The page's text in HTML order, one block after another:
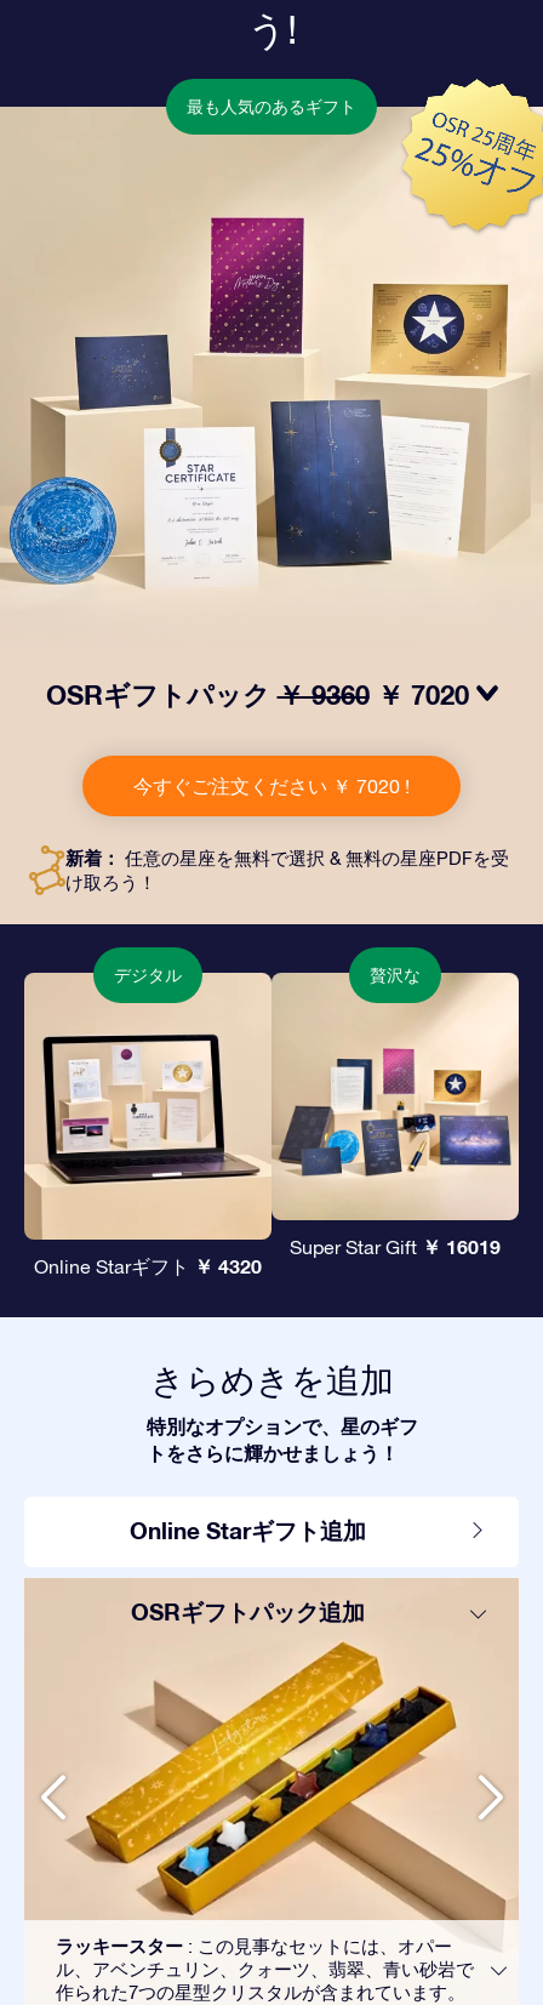
う!
最も人気のあるギフト
OSRギフトパック￥ 9360 ￥ 7020
所に送付される美しい封筒とカスタマイズされたドキュ
メント、デジタルドキュメントが含まれている他、弊社
のアプリを無料で利用できます。大切や人や友達に永遠
今すぐご注文ください ￥ 7020 !
新着： 任意の星座を無料で選択 & 無料の星座PDFを受
け取ろう！
デジタル
Online Starギフト ￥ 4320
贅沢な
Super Star Gift ￥ 16019
きらめきを追加
特別なオプションで、星のギフ
トをさらに輝かせましょう！
Online Starギフト追加
OSRギフトパック追加
ラッキースター : この見事なセットには、オパー
ル、アベンチュリン、クォーツ、翡翠、青い砂岩で
作られた7つの星型クリスタルが含まれています。